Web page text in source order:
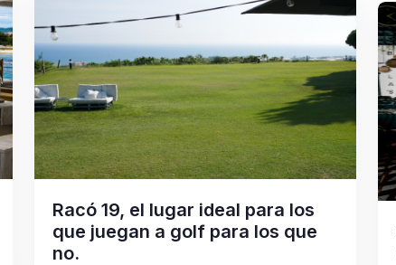
Racó 19, el lugar ideal para los
que juegan a golf para los que
no.